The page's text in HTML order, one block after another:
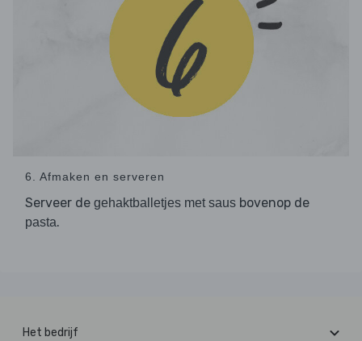
6. Afmaken en serveren
Serveer de gehaktballetjes met saus bovenop de
pasta.
Het bedrijf